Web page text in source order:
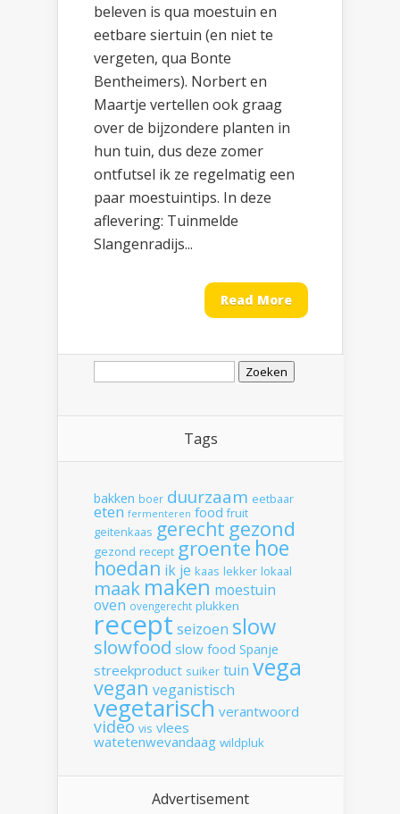
beleven is qua moestuin en
eetbare siertuin (en niet te
vergeten, qua Bonte
Bentheimers). Norbert en
Maartje vertellen ook graag
over de bijzondere planten in
hun tuin, dus deze zomer
ontfutsel ik ze regelmatig een
paar moestuintips. In deze
aflevering: Tuinmelde
Slangenradijs...
Read More
Zoeken
Tags
bakken boer duurzaam eetbaar
eten fermenteren food fruit
geitenkaas gerecht gezond
gezond recept groente hoe
hoedan ik je kaas lekker lokaal
maak maken moestuin
oven ovengerecht plukken
recept seizoen slow
slowfood slow food Spanje
streekproduct suiker tuin vega
vegan veganistisch
vegetarisch verantwoord
video vis vlees
watetenwevandaag wildpluk
Advertisement